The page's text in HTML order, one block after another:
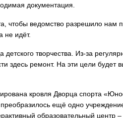
документация.
чтобы ведомство разрешило нам
не идёт.
творчества. Из-за
здесь ремонт. На эти цели будет
кровля Дворца спорта
ещё одно
образовательный центр –